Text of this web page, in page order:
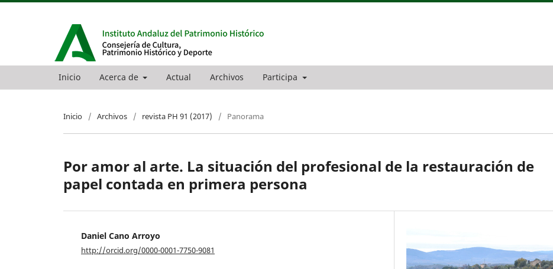
Inicio Acerca de Actual Archivos Participa
Inicio / Archivos / revista PH 91 (2017) / Panorama
Por amor al arte. La situación del profesional de la restauración de
papel contada en primera persona
Daniel Cano Arroyo
http://orcid.org/0000-0001-7750-9081